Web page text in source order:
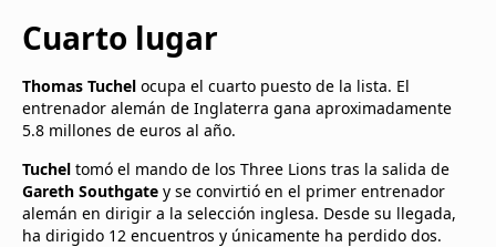
Cuarto lugar
Thomas Tuchel ocupa el cuarto puesto de la lista. El
entrenador alemán de Inglaterra gana aproximadamente
5.8 millones de euros al año.
Tuchel tomó el mando de los Three Lions tras la salida de
Gareth Southgate y se convirtió en el primer entrenador
alemán en dirigir a la selección inglesa. Desde su llegada,
ha dirigido 12 encuentros y únicamente ha perdido dos.